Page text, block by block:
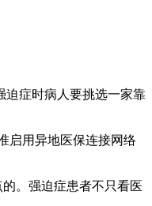
迫症时病人要挑选一家靠
启用异地医保连接网络
。强迫症患者不只看医